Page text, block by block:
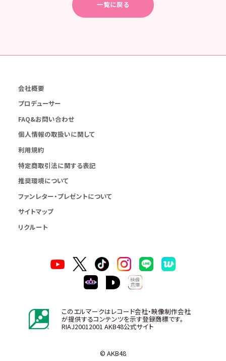
一覧に戻る
会社概要
プロデューサー
FAQ&お問い合わせ
個人情報の取扱いに関して
利用規約
特定商取引法に関する表記
推奨環境について
ファンレター・プレゼントについて
サイトマップ
リクルート
このエルマークはレコード会社・映像制作会社
が提供するコンテンツを示す登録商標です。
RIAJ20012001 AKB48公式サイト
© AKB48